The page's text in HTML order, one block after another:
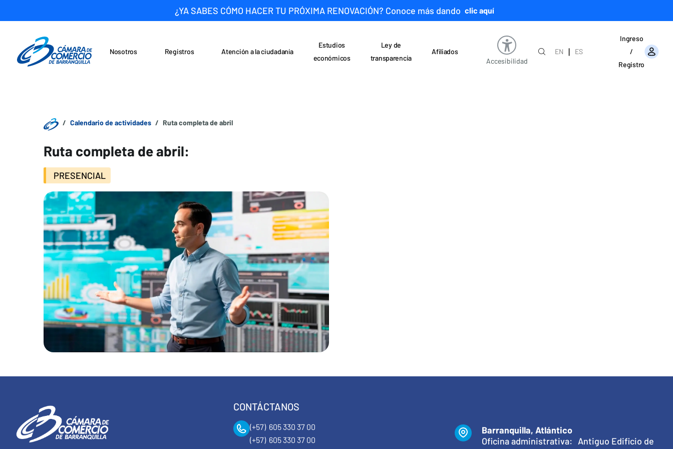
¿YA SABES CÓMO HACER TU PRÓXIMA RENOVACIÓN? Conoce más dando clic aquí
Nosotros Registros
Atención a la ciudadanía
Estudios
económicos
Ley de
transparencia
Afiliados
Accesibilidad
EN |
ES
Ingreso
/
Registro
Calendario de actividades Ruta completa de abril
Ruta completa de abril:
PRESENCIAL
CONTÁCTANOS
(+57) 605 330 37 00
(+57) 605 330 37 00
Barranquilla, Atlántico
Oficina administrativa: Antiguo Edificio de